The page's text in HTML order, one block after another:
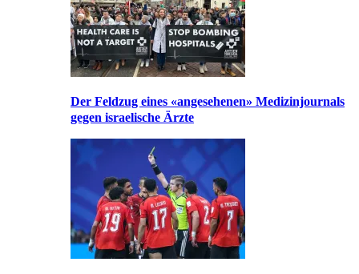
Der Feldzug eines «angesehenen» Medizinjournals
gegen israelische Ärzte